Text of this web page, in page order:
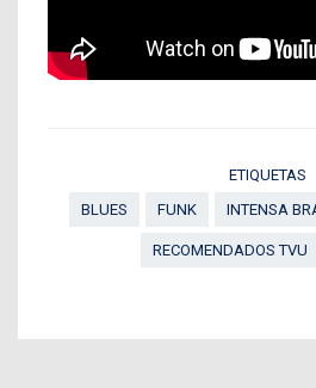
ETIQUETAS
BLUES
FUNK INTENSA
RECOMENDADOS TVU